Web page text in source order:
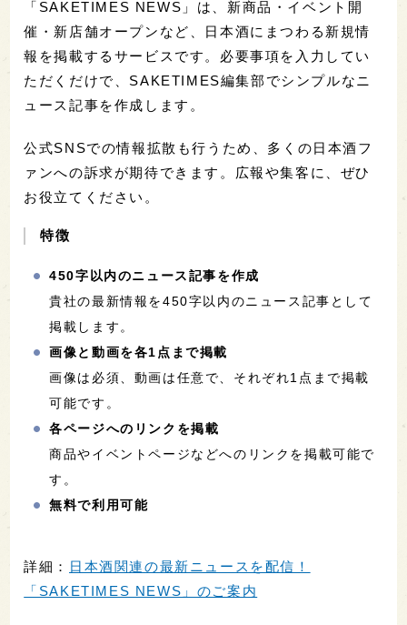
「SAKETIMES NEWS」は、新商品・イベント開
催・新店舗オープンなど、日本酒にまつわる新規情
報を掲載するサービスです。必要事項を入力してい
ただくだけで、SAKETIMES編集部でシンプルなニ
ュース記事を作成します。
公式SNSでの情報拡散も行うため、多くの日本酒フ
ァンへの訴求が期待できます。広報や集客に、ぜひ
お役立てください。
特徴
450字以内のニュース記事を作成
貴社の最新情報を450字以内のニュース記事として
掲載します。
画像と動画を各1点まで掲載
画像は必須、動画は任意で、それぞれ1点まで掲載
可能です。
各ページへのリンクを掲載
商品やイベントページなどへのリンクを掲載可能で
す。
無料で利用可能
詳細：
日本酒関連の最新ニュースを配信！
「SAKETIMES NEWS」のご案内